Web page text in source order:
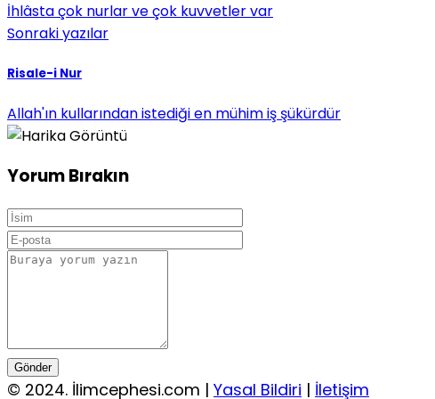
İhlâsta çok nurlar ve çok kuvvetler var
Sonraki yazılar
Risale-i Nur
Allah'ın kullarından istediği en mühim iş şükürdür
Yorum Bırakın
Gönder
© 2024. İlimcephesi.com | Yasal Bildiri | İletişim